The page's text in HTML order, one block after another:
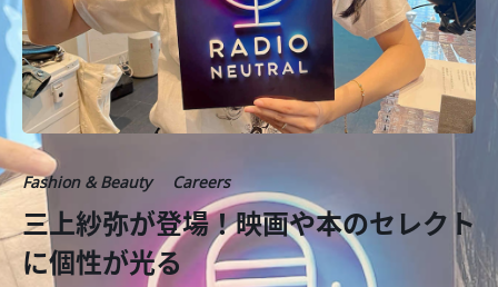
Fashion & Beauty Careers
三上紗弥が登場！映画や本のセレクト
に個性が光る